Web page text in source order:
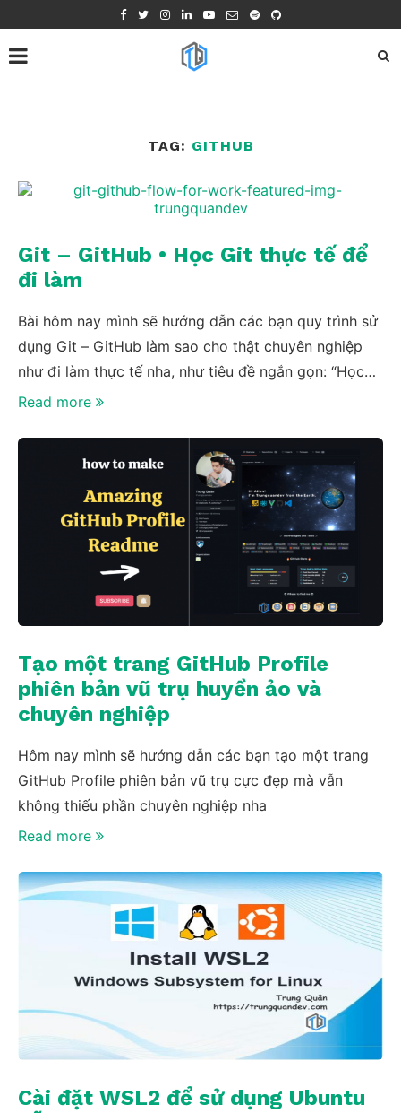
TAG: GITHUB
Git – GitHub • Học Git thực tế để
đi làm
Bài hôm nay mình sẽ hướng dẫn các bạn quy trình sử
dụng Git – GitHub làm sao cho thật chuyên nghiệp
như đi làm thực tế nha, như tiêu đề ngắn gọn: “Học
Để Đi Làm.”
Read more
Tạo một trang GitHub Profile
phiên bản vũ trụ huyền ảo và
chuyên nghiệp
Hôm nay mình sẽ hướng dẫn các bạn tạo một trang
GitHub Profile phiên bản vũ trụ cực đẹp mà vẫn
không thiếu phần chuyên nghiệp nha
Read more
Cài đặt WSL2 để sử dụng Ubuntu